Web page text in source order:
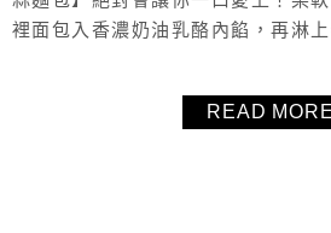
裡面包入香濃奶油乳酪內餡，再淋
餐、下午茶還是聚會點心，都能讓
READ MORE